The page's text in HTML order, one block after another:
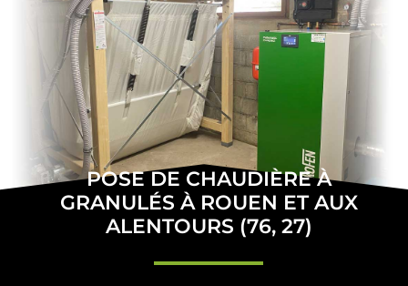
POSE DE CHAUDIÈRE À
GRANULÉS À ROUEN ET AUX
ALENTOURS (76, 27)